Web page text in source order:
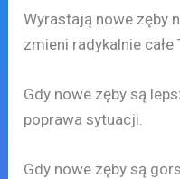
Wyrastają nowe zęby
zmieni radykalnie całe
Gdy nowe zęby są
poprawa sytuacji.
Gdy nowe zęby są